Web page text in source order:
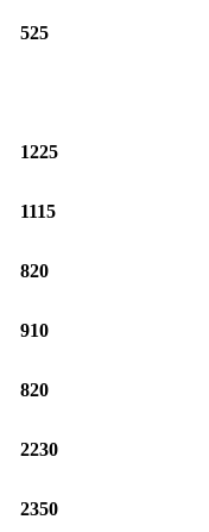
525
1225
1115
820
910
820
2230
2350